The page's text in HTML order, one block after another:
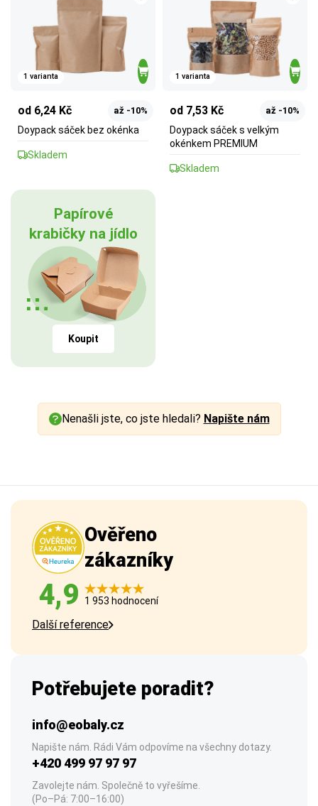
1 varianta
od 6,24 Kč až -10%
Doypack sáček bez okénka
Skladem
1 varianta
od 7,53 Kč až -10%
Doypack sáček s velkým
okénkem PREMIUM
Skladem
Papírové
krabičky na jídlo
Koupit
Nenašli jste, co jste hledali? Napište nám
Ověřeno
zákazníky
4,9 1 953 hodnocení
Další reference
Potřebujete poradit?
info@eobaly.cz
Napište nám. Rádi Vám odpovíme na všechny dotazy.
+420 499 97 97 97
Zavolejte nám. Společně to vyřešíme.
(Po–Pá: 7:00–16:00)